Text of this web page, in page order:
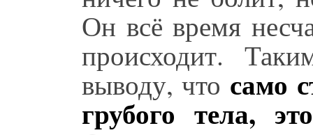
Он всё время
происходит.
выводу, что само
грубого тела,